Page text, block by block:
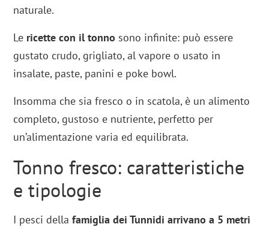
naturale.
Le ricette con il tonno sono infinite: può essere
gustato crudo, grigliato, al vapore o usato in
insalate, paste, panini e poke bowl.
Insomma che sia fresco o in scatola, è un alimento
completo, gustoso e nutriente, perfetto per
un’alimentazione varia ed equilibrata.
Tonno fresco: caratteristiche
e tipologie
I pesci dellafamiglia dei Tunnidi arrivano a 5 metri